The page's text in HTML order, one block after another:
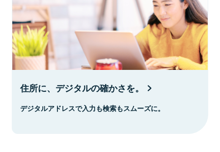
住所に、デジタルの確かさを。
デジタルアドレスで入力も検索もスムーズに。